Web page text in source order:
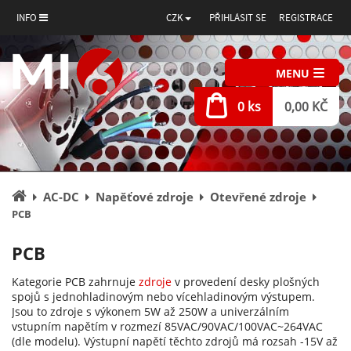
INFO CZK PŘIHLÁSIT SE REGISTRACE
MENU
0 ks 0,00 KČ
Úvodní
stránka
AC-DC Napěťové zdroje Otevřené zdroje
PCB
PCB
Kategorie PCB zahrnuje zdroje v provedení desky plošných
spojů s jednohladinovým nebo vícehladinovým výstupem.
Jsou to zdroje s výkonem 5W až 250W a univerzálním
vstupním napětím v rozmezí 85VAC/90VAC/100VAC~264VAC
(dle modelu). Výstupní napětí těchto zdrojů má rozsah -15V až